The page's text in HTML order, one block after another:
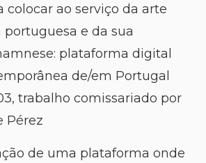
colocar ao serviço da arte
e da sua
plataforma digital
de/em Portugal
trabalho comissariado por
Pérez
de uma plataforma onde